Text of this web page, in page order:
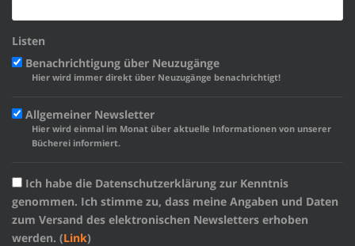
Listen
Benachrichtigung über Neuzugänge
Hier wird immer direkt über Neuzugänge benachrichtigt!
Allgemeiner Newsletter
Hier wird einmal im Monat über aktuelle Informationen von unserer
Bücherei informiert.
Ich habe die Datenschutzerklärung zur Kenntnis
genommen. Ich stimme zu, dass meine Angaben und Daten
zum Versand des elektronischen Newsletters erhoben
werden. (Link)